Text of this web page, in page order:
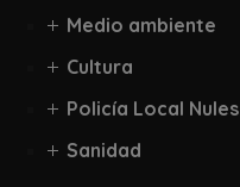
Medio ambiente
Cultura
Policía Local Nules
Sanidad